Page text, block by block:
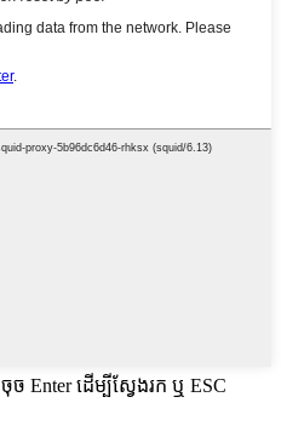
ចុច Enter ដើម្បីស្វែងរក ឬ ESC